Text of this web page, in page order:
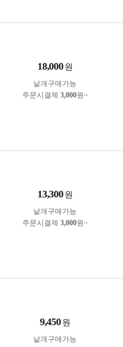
18,000 원
낱개구매가능
주문시결제 3,000원~
13,300 원
낱개구매가능
주문시결제 3,000원~
9,450 원
낱개구매가능